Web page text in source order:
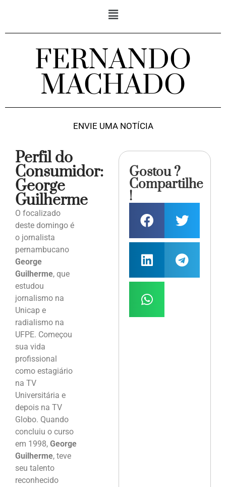
FERNANDO
MACHADO
ENVIE UMA NOTÍCIA
Perfil do
Consumidor:
George
Guilherme
O focalizado
deste domingo é
o jornalista
pernambucano
George
Guilherme, que
estudou
jornalismo na
Unicap e
radialismo na
UFPE. Começou
sua vida
profissional
como estagiário
na TV
Universitária e
depois na TV
Globo. Quando
concluiu o curso
em 1998, George
Guilherme, teve
seu talento
reconhecido
Gostou ?
Compartilhe
!